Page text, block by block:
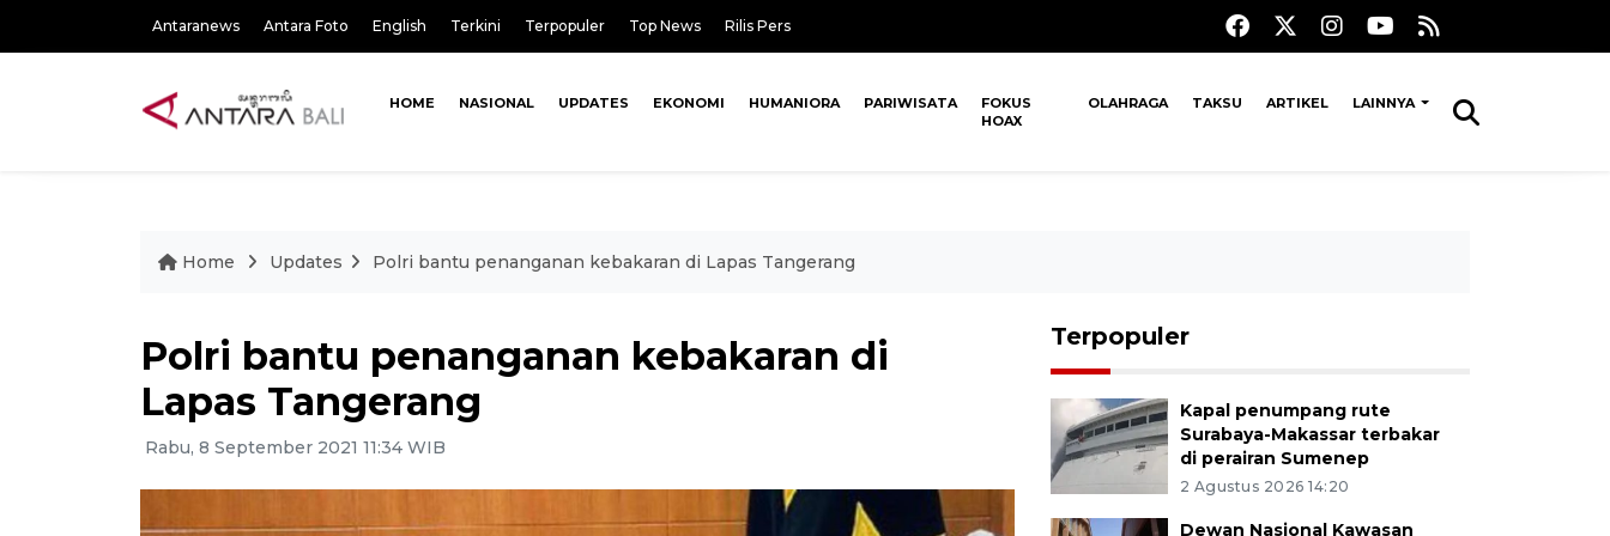
Antaranews Antara Foto English Terkini Terpopuler Top News Rilis Pers
HOME NASIONAL UPDATES EKONOMI HUMANIORA PARIWISATA
FOKUS
HOAX
OLAHRAGA TAKSU ARTIKEL LAINNYA
Home Updates Polri bantu penanganan kebakaran di Lapas Tangerang
Polri bantu penanganan kebakaran di
Lapas Tangerang
Rabu, 8 September 2021 11:34 WIB
Terpopuler
Kapal penumpang rute
Surabaya-Makassar terbakar
di perairan Sumenep
2 Agustus 2026 14:20
Dewan Nasional Kawasan